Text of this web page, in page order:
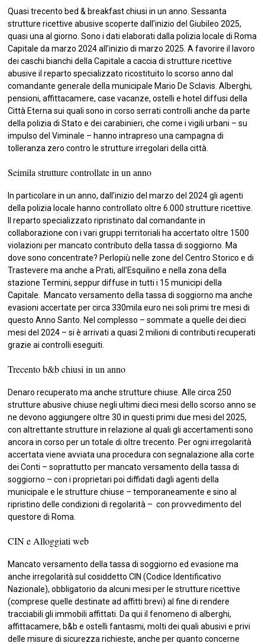
Quasi trecento bed & breakfast chiusi in un anno. Sessanta
strutture ricettive abusive scoperte dall’inizio del Giubileo 2025,
quasi una al giorno. Sono i dati elaborati dalla polizia locale di Roma
Capitale da marzo 2024 all’inizio di marzo 2025. A favorire il lavoro
dei caschi bianchi della Capitale a caccia di strutture ricettive
abusive il reparto specializzato ricostituito lo scorso anno dal
comandante generale della municipale Mario De Sclavis. Alberghi,
pensioni, affittacamere, case vacanze, ostelli e hotel diffusi della
Città Eterna sui quali sono in corso serrati controlli anche da parte
della polizia di Stato e dei carabinieri, che come i vigili urbani – su
impulso del Viminale – hanno intrapreso una campagna di
tolleranza zero contro le strutture irregolari della città.
Seimila strutture controllate in un anno
In particolare in un anno, dall’inizio del marzo del 2024 gli agenti
della polizia locale hanno controllato oltre 6.000 strutture ricettive.
Il reparto specializzato ripristinato dal comandante in
collaborazione con i vari gruppi territoriali ha accertato oltre 1500
violazioni per mancato contributo della tassa di soggiorno. Ma
dove sono concentrate? Perlopiù nelle zone del Centro Storico e di
Trastevere ma anche a Prati, all’Esquilino e nella zona della
stazione Termini, seppur diffuse in tutti i 15 municipi della
Capitale. Mancato versamento della tassa di soggiorno ma anche
evasioni accertate per circa 330mila euro nei soli primi tre mesi di
questo Anno Santo. Nel complesso – sommate a quelle dei dieci
mesi del 2024 – si è arrivati a quasi 2 milioni di contributi recuperati
grazie ai controlli eseguiti.
Trecento b&b chiusi in un anno
Denaro recuperato ma anche strutture chiuse. Alle circa 250
strutture abusive chiuse negli ultimi dieci mesi dello scorso anno se
ne devono aggiungere oltre 30 in questi primi due mesi del 2025,
con altrettante strutture in relazione al quali gli accertamenti sono
ancora in corso per un totale di oltre trecento. Per ogni irregolarità
accertata viene avviata una procedura con segnalazione alla corte
dei Conti – soprattutto per mancato versamento della tassa di
soggiorno – con i proprietari poi diffidati dagli agenti della
municipale e le strutture chiuse – temporaneamente e sino al
ripristino delle condizioni di regolarità – con provvedimento del
questore di Roma.
CIN e Alloggiati web
Mancato versamento della tassa di soggiorno ed evasione ma
anche irregolarità sul cosiddetto CIN (Codice Identificativo
Nazionale), obbligatorio da alcuni mesi per le strutture ricettive
(comprese quelle destinate ad affitti brevi) al fine di rendere
tracciabili gli immobili affittati. Da qui il fenomeno di alberghi,
affittacamere, b&b e ostelli fantasmi, molti dei quali abusivi e privi
delle misure di sicurezza richieste, anche per quanto concerne